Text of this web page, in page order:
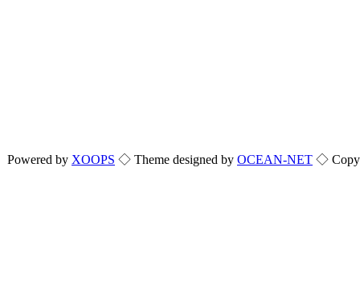
Powered by XOOPS ◇ Theme designed by OCEAN-NET ◇